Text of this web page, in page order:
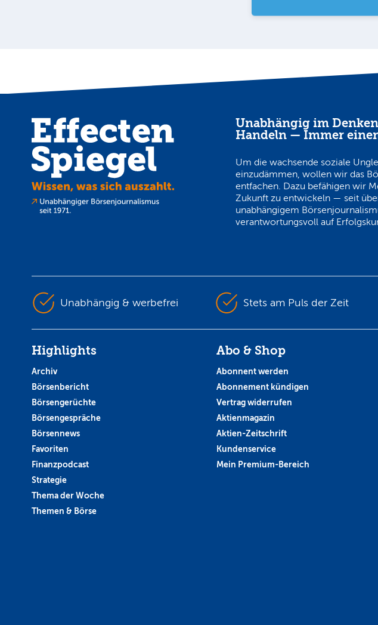
Unabhängig im
Handeln — Immer
Um die wachsende soziale
einzudämmen, wollen wir das
entfachen. Dazu befähigen wir
Zukunft zu entwickeln — seit
unabhängigem
verantwortungsvoll auf
Unabhängig & werbefrei Stets am Puls der Zeit
Highlights
Archiv
Börsenbericht
Börsengerüchte
Börsengespräche
Börsennews
Favoriten
Finanzpodcast
Strategie
Thema der Woche
Themen & Börse
Abo & Shop
Abonnent werden
Abonnement kündigen
Vertrag widerrufen
Aktienmagazin
Aktien-Zeitschrift
Kundenservice
Mein Premium-Bereich